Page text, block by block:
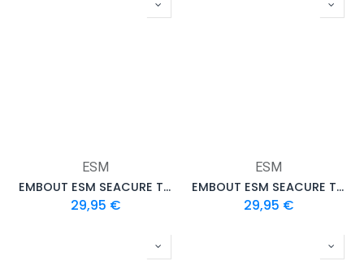
ESM
EMBOUT ESM SEACURE TYPE III
29,95 €
ESM
EMBOUT ESM SEACURE TYPE II
29,95 €